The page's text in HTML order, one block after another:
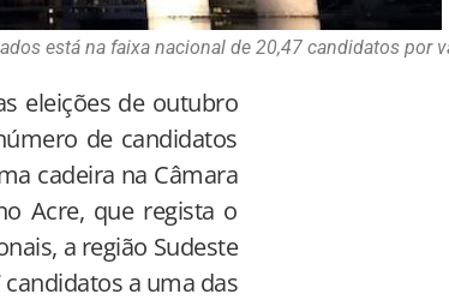
está na faixa nacional de 20,47 candidatos por
eleições de outubro
de candidatos
cadeira na Câmara
Acre, que regista o
a região Sudeste
a uma das